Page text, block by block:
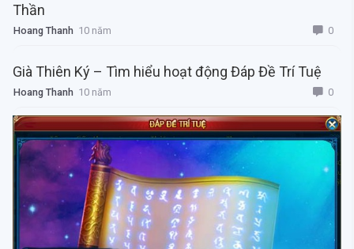
Thần
Hoang Thanh 10 năm 0
Già Thiên Ký – Tìm hiểu hoạt động Đáp Đề Trí Tuệ
Hoang Thanh 10 năm 0